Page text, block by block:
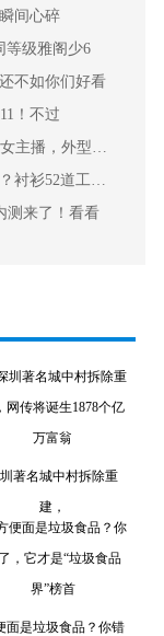
间心碎
等级雅阁少6
不如你们好看
！不过
中国发布全球首个AI女主播，外型逼真
纺织工人要被逼下岗？衬衫52道工序6
测来了！看看
著名城中村拆除重
建，
面是垃圾食品？你错